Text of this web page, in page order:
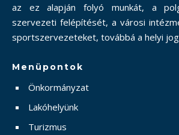
az ez alapján folyó munkát, a
szervezeti felépítését, a városi
sportszervezeteket, továbbá a helyi
Menüpontok
Önkormányzat
Lakóhelyünk
Turizmus